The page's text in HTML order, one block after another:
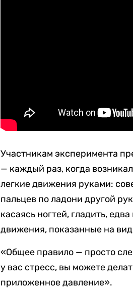
Участникам эксперимента
— каждый раз, когда
легкие движения руками:
пальцев по ладони другой
касаясь ногтей, гладить,
движения, показанные на
«Общее правило — просто
у вас стресс, вы можете
приложенное давление».